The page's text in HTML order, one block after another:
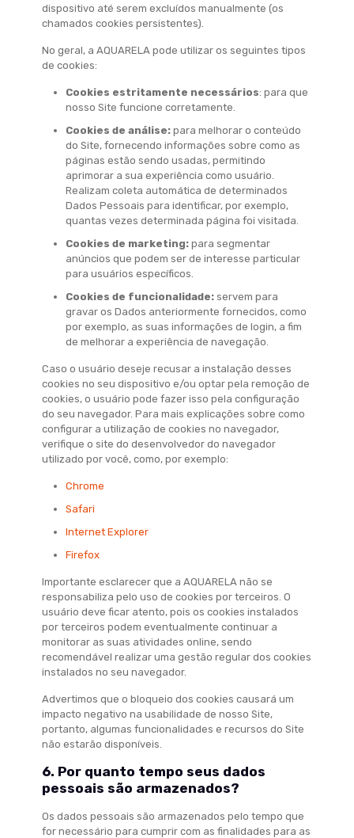
dispositivo até serem excluídos manualmente (os
chamados cookies persistentes).
No geral, a AQUARELA pode utilizar os seguintes tipos
de cookies:
Cookies estritamente necessários: para que
nosso Site funcione corretamente.
Cookies de análise: para melhorar o conteúdo
do Site, fornecendo informações sobre como as
páginas estão sendo usadas, permitindo
aprimorar a sua experiência como usuário.
Realizam coleta automática de determinados
Dados Pessoais para identificar, por exemplo,
quantas vezes determinada página foi visitada.
Cookies de marketing: para segmentar
anúncios que podem ser de interesse particular
para usuários específicos.
Cookies de funcionalidade: servem para
gravar os Dados anteriormente fornecidos, como
por exemplo, as suas informações de login, a fim
de melhorar a experiência de navegação.
Caso o usuário deseje recusar a instalação desses
cookies no seu dispositivo e/ou optar pela remoção de
cookies, o usuário pode fazer isso pela configuração
do seu navegador. Para mais explicações sobre como
configurar a utilização de cookies no navegador,
verifique o site do desenvolvedor do navegador
utilizado por você, como, por exemplo:
Chrome
Safari
Internet Explorer
Firefox
Importante esclarecer que a AQUARELA não se
responsabiliza pelo uso de cookies por terceiros. O
usuário deve ficar atento, pois os cookies instalados
por terceiros podem eventualmente continuar a
monitorar as suas atividades online, sendo
recomendável realizar uma gestão regular dos cookies
instalados no seu navegador.
Advertimos que o bloqueio dos cookies causará um
impacto negativo na usabilidade de nosso Site,
portanto, algumas funcionalidades e recursos do Site
não estarão disponíveis.
6. Por quanto tempo seus dados
pessoais são armazenados?
Os dados pessoais são armazenados pelo tempo que
for necessário para cumprir com as finalidades para as